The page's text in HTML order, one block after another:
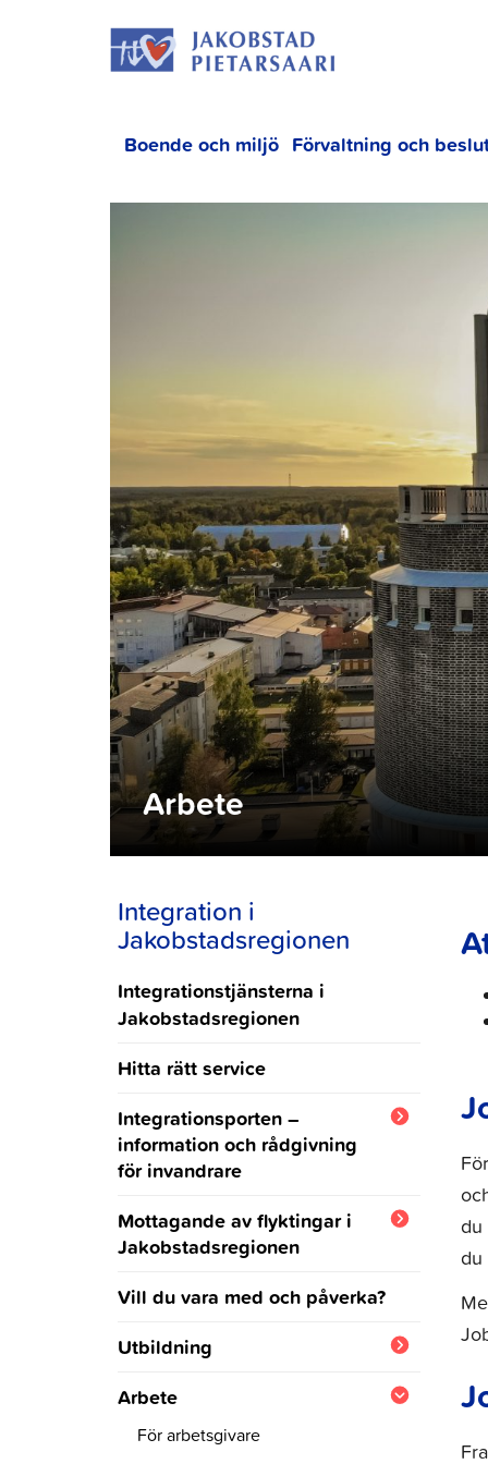
Boende och miljö Förvaltning och
Arbete
Integration i
Jakobstadsregionen
Integrationstjänsterna i
Jakobstadsregionen
Hitta rätt service
Integrationsporten –
information och rådgivning
för invandrare
Mottagande av flyktingar i
Jakobstadsregionen
integrationsprogram
Vill du vara med och påverka?
Utbildning
integrationsutbildning
Arbete
För arbetsgivare
du
du